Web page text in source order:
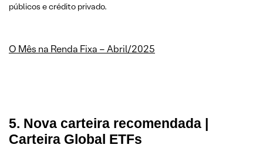
públicos e crédito privado.
O Mês na Renda Fixa – Abril/2025
5. Nova carteira recomendada |
Carteira Global ETFs